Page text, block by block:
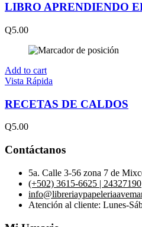
LIBRO APRENDIENDO
Q5.00
Add to cart
Vista Rápida
RECETAS DE CALDOS
Q5.00
Contáctanos
5a. Calle 3-56 zona 7 de
(+502) 3615-6625 | 24327190
Atención al cliente: Lunes-